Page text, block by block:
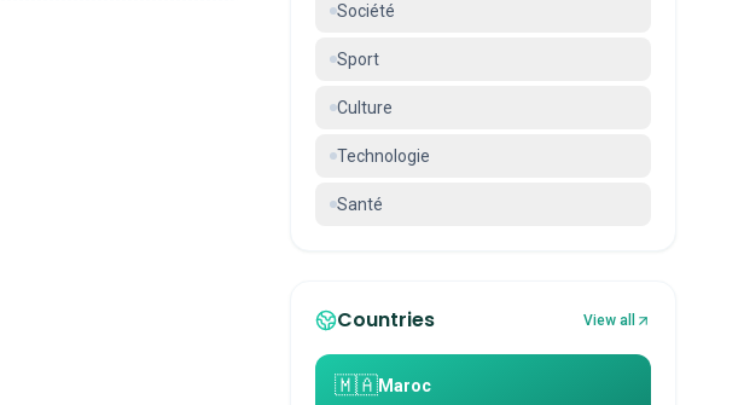
Société
Sport
Culture
Technologie
Santé
Countries View all
🇲🇦Maroc